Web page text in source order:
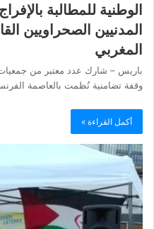
الوطنية للمطالبة
المدنيين الصحراويين
المغربي
باريس – شارك عدد معتبر من
وقفة تضامنية نُظمت بالعاصمة
أكمل القراءة »